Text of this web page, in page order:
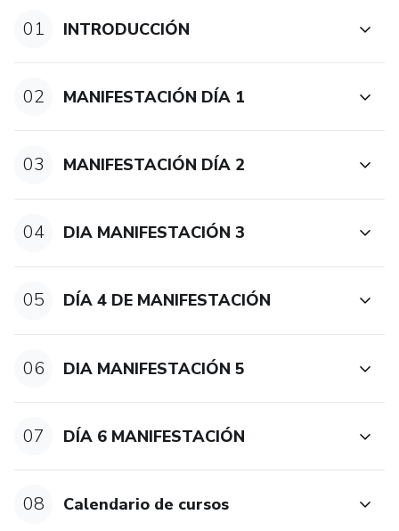
01 INTRODUCCIÓN
02 MANIFESTACIÓN DÍA 1
03 MANIFESTACIÓN DÍA 2
04 DIA MANIFESTACIÓN 3
05 DÍA 4 DE MANIFESTACIÓN
06 DIA MANIFESTACIÓN 5
07 DÍA 6 MANIFESTACIÓN
08 Calendario de cursos